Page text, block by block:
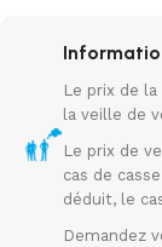
Le prix de
la veille de
Le prix de
cas de
déduit, le
Demandez